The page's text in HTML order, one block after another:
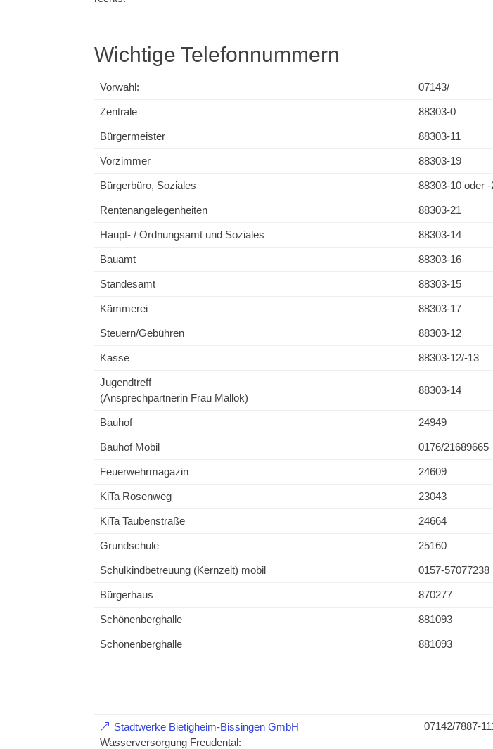
Wichtige Telefonnummern
Vorwahl: 07143/
Zentrale 88303-0
Bürgermeister 88303-11
Vorzimmer 88303-19
Bürgerbüro, Soziales 88303-10 oder -
Rentenangelegenheiten 88303-21
Haupt- / Ordnungsamt und Soziales 88303-14
Bauamt 88303-16
Standesamt 88303-15
Kämmerei 88303-17
Steuern/Gebühren 88303-12
Kasse 88303-12/-13
Jugendtreff
(Ansprechpartnerin Frau Mallok)
88303-14
Bauhof 24949
Bauhof Mobil 0176/21689665
Feuerwehrmagazin 24609
KiTa Rosenweg 23043
KiTa Taubenstraße 24664
Grundschule 25160
Schulkindbetreuung (Kernzeit) mobil 0157-57077238
Bürgerhaus 870277
Schönenberghalle 881093
Schönenberghalle 881093
Stadtwerke Bietigheim-Bissingen GmbH
Wasserversorgung Freudental:
07142/7887-